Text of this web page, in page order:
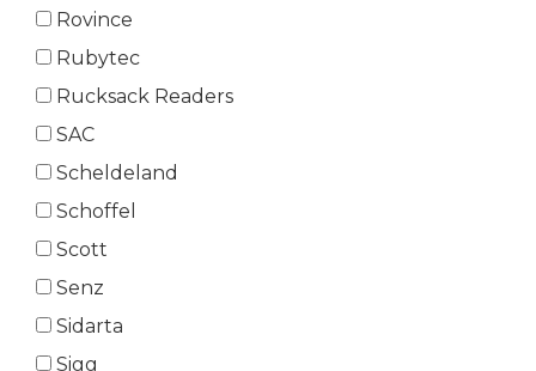
Rovince
Rubytec
Rucksack Readers
SAC
Scheldeland
Schoffel
Scott
Senz
Sidarta
Sigg